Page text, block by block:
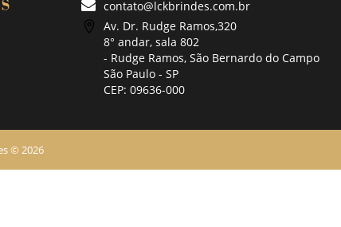
contato@lckbrindes.com.br
Av. Dr. Rudge Ramos,320
8° andar, sala 802
- Rudge Ramos, São Bernardo do Campo
São Paulo -SP
CEP: 09636-000
© 2026